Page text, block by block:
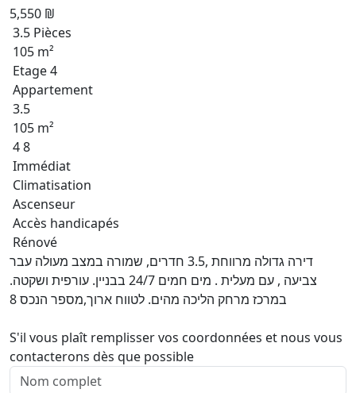
5,550 ₪
3.5 Pièces
105 m²
Etage 4
Appartement
3.5
105 m²
4 8
Immédiat
Climatisation
Ascenseur
Accès handicapés
Rénové
דירה גדולה מרווחת ,3.5 חדרים, שמורה במצב מעולה עבר
צביעה , עם מעלית . מים חמים 24/7 בבניין. עורפית ושקטה.
במרכז מרחק הליכה מהים. לטווח ארוך,מספר הנכס 8
S'il vous plaît remplisser vos coordonnées et nous vous
contacterons dès que possible